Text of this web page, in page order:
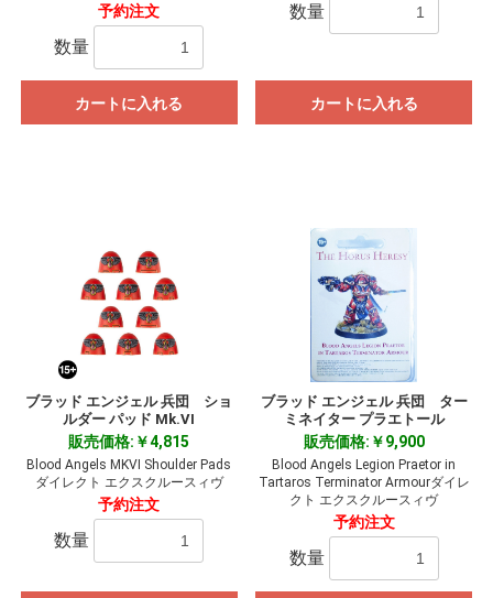
予約注文
数量
カートに入れる
数量
カートに入れる
ブラッド エンジェル 兵団 ショ
ルダー パッド Mk.VI
販売価格:￥4,815
Blood Angels MKVI Shoulder Pads
ダイレクト エクスクルースィヴ
予約注文
数量
ブラッド エンジェル 兵団 ター
ミネイター プラエトール
販売価格:￥9,900
Blood Angels Legion Praetor in
Tartaros Terminator Armourダイレ
クト エクスクルースィヴ
予約注文
数量